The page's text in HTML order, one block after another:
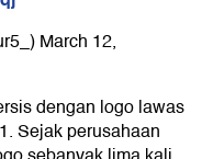
March 12,
dengan logo lawas
Sejak perusahaan